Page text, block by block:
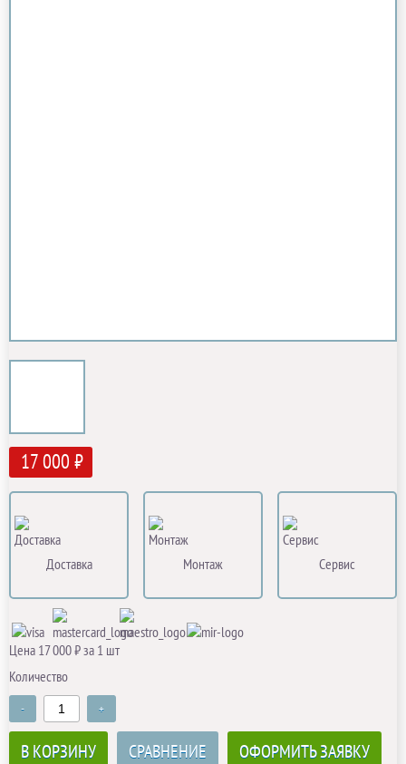
17 000 ₽
Доставка Монтаж Сервис
Цена 17 000 ₽ за 1 шт
Количество
- +
В КОРЗИНУ СРАВНЕНИЕ ОФОРМИТЬ ЗАЯВКУ